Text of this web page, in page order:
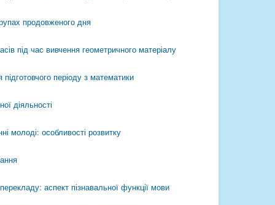
продовженого дня
під час вивчення геометричного матеріалу
періоду з математики
діяльності
молоді: особливості розвитку
аспект пізнавальної функції мови